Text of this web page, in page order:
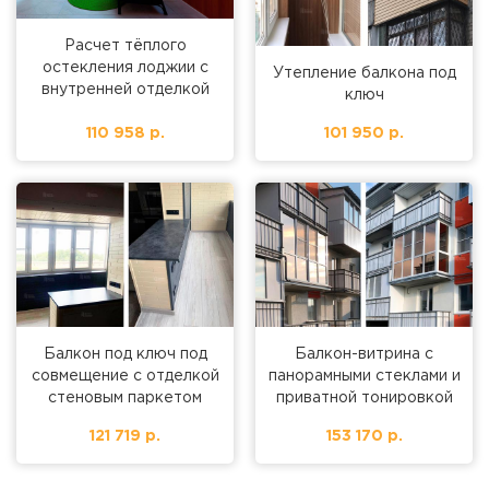
Расчет тёплого
остекления лоджии с
внутренней отделкой
110 958 р.
Утепление балкона под
ключ
101 950 р.
Балкон под ключ под
совмещение с отделкой
стеновым паркетом
121 719 р.
Балкон-витрина с
панорамными стеклами и
приватной тонировкой
153 170 р.